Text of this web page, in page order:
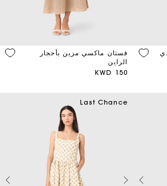
فستان ماكسي مزين بأحجار
الراين
150 KWD
Last Chance